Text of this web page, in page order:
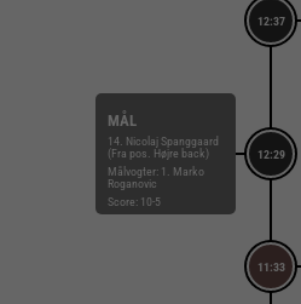
12:37
12:29
MÅL
14. Nicolaj Spanggaard
(Fra pos. Højre back)
Målvogter: 1. Marko
Roganovic
Score: 10-5
11:33